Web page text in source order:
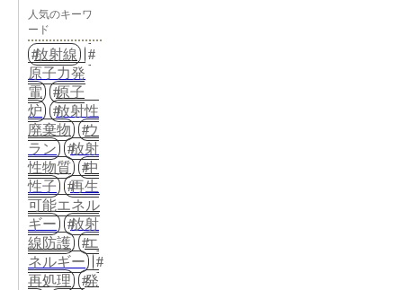
人気のキーワ
ード
放射線
原子力発
電
原子
炉
放射性
廃棄物
ウ
ラン
放射
性物質
中
性子
再生
可能エネル
ギー
放射
線防護
エ
ネルギー
再処理
発